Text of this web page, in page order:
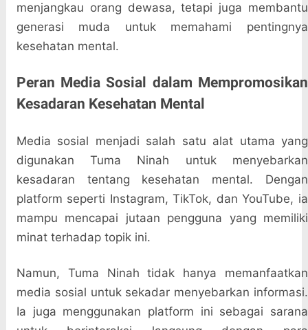
menjangkau orang dewasa, tetapi juga membantu
generasi muda untuk memahami pentingnya
kesehatan mental.
Peran Media Sosial dalam Mempromosikan
Kesadaran Kesehatan Mental
Media sosial menjadi salah satu alat utama yang
digunakan Tuma Ninah untuk menyebarkan
kesadaran tentang kesehatan mental. Dengan
platform seperti Instagram, TikTok, dan YouTube, ia
mampu mencapai jutaan pengguna yang memiliki
minat terhadap topik ini.
Namun, Tuma Ninah tidak hanya memanfaatkan
media sosial untuk sekadar menyebarkan informasi.
Ia juga menggunakan platform ini sebagai sarana